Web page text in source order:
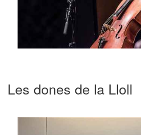
Les dones de la Lloll